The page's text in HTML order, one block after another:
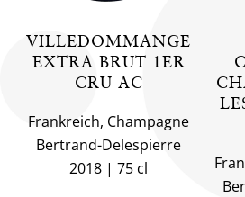
VILLEDOMMANGE
EXTRA BRUT 1ER
CRU AC
Frankreich, Champagne
Bertrand-Delespierre
2018
75 cl